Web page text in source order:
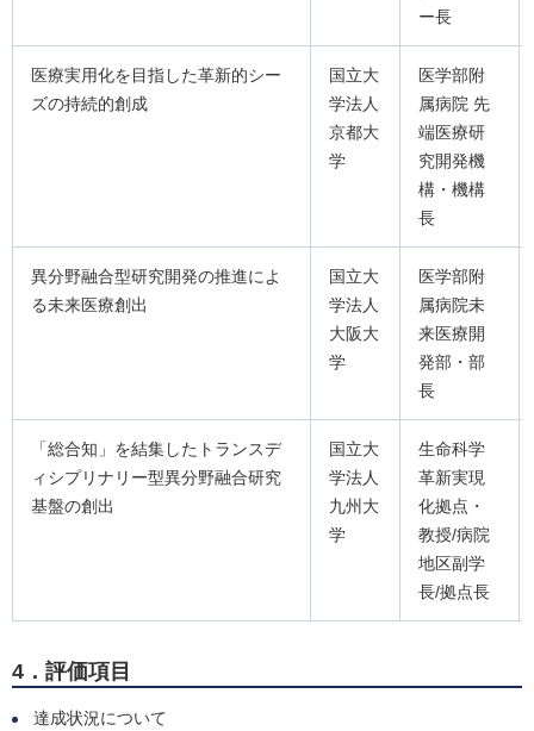
ー長
医療実用化を目指した革新的シー
ズの持続的創成
国立大
学法人
京都大
学
医学部附
属病院 先
端医療研
究開発機
構・機構
長
異分野融合型研究開発の推進によ
る未来医療創出
国立大
学法人
大阪大
学
医学部附
属病院未
来医療開
発部・部
長
「総合知」を結集したトランスデ
ィシプリナリー型異分野融合研究
基盤の創出
国立大
学法人
九州大
学
生命科学
革新実現
化拠点・
教授/病院
地区副学
長/拠点長
4．評価項目
達成状況について